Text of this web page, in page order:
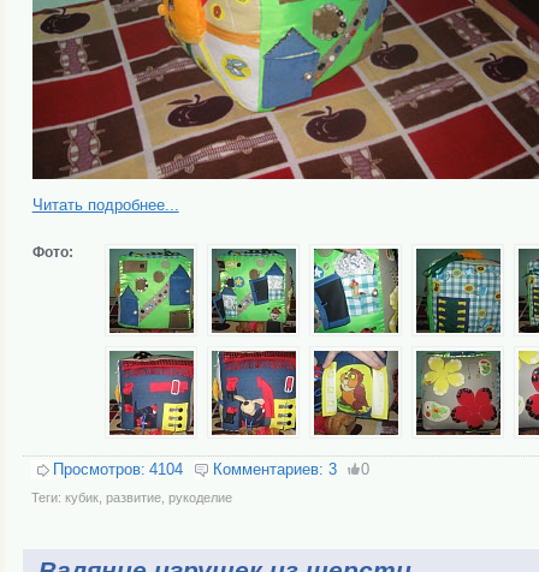
Читать подробнее...
Фото:
Просмотров: 4104 Комментариев: 3 0
Теги: кубик, развитие, рукоделие